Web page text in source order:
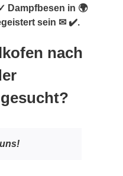
Dampfbesen in 🌍
sein ✉ ✔️.
nach